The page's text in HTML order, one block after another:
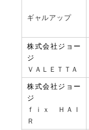
ギャルアップ
株式会社ジョー
ジ
ＶＡＬＥＴＴＡ
株式会社ジョー
ジ
ｆｉｘ ＨＡＩ
Ｒ